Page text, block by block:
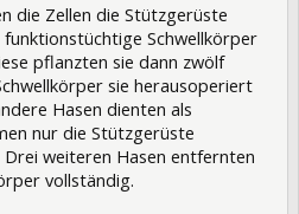
die Zellen die Stützgerüste
Schwellkörper
pflanzten sie dann zwölf
sie herausoperiert
Hasen dienten als
nur die Stützgerüste
weiteren Hasen entfernten
vollständig.